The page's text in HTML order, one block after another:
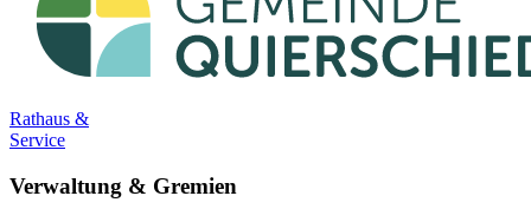
Rathaus &
Service
Verwaltung & Gremien